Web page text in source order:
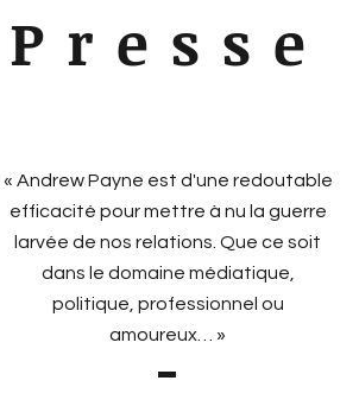
Presse
« Andrew Payne est d'une redoutable
efficacité pour mettre à nu la guerre
larvée de nos relations. Que ce soit
dans le domaine médiatique,
politique, professionnel ou
amoureux… »